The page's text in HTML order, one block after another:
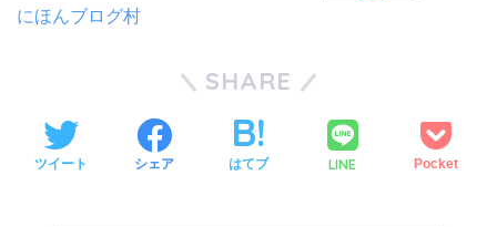
にほんブログ村
SHARE
ツイート シェア はてブ LINE Pocket